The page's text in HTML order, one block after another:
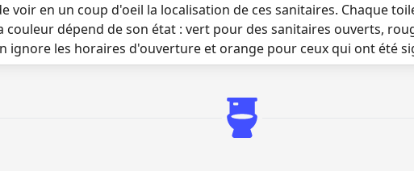
voir en un coup d'oeil la localisation de ces sanitaires. Chaque
couleur dépend de son état : vert pour des sanitaires ouverts,
ignore les horaires d'ouverture et orange pour ceux qui ont été